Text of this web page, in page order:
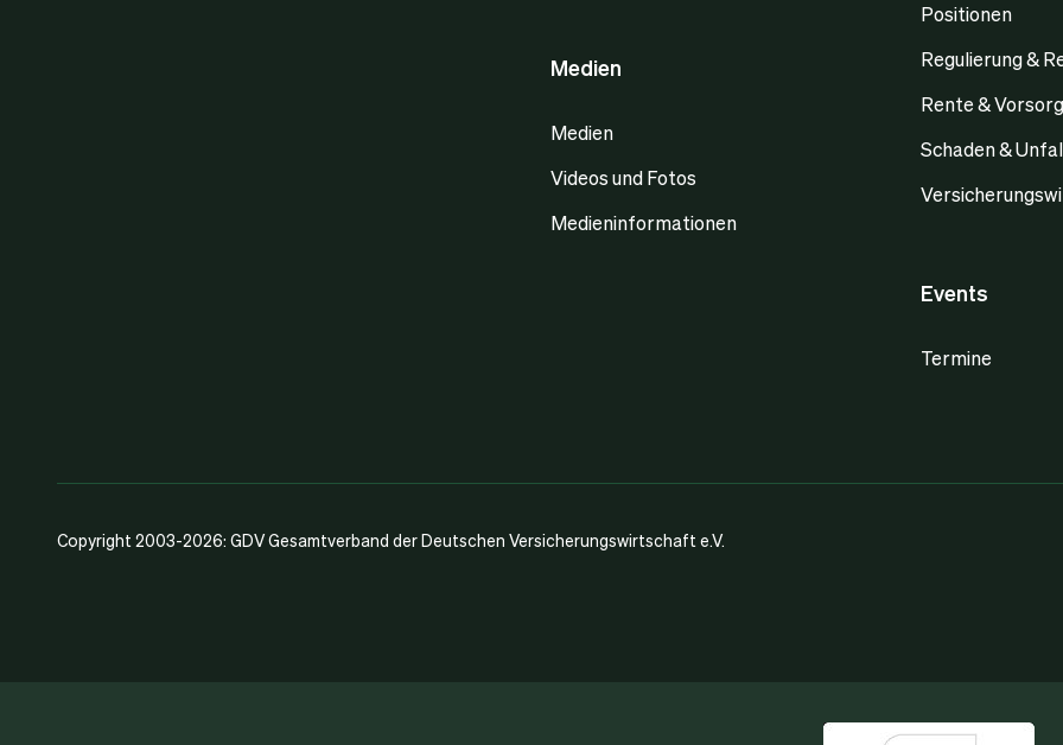
Medien
Medien
Videos und Fotos
Medieninformationen
Positionen
Regulierung &
Rente &
Schaden &
Events
Termine
Copyright 2003-2026: GDV Gesamtverband der Deutschen Versicherungswirtschaft e.V.